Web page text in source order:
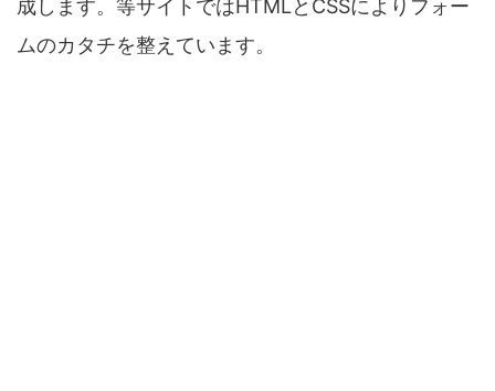
成します。等サイトではHTMLとCSSによりフォー
ムのカタチを整えています。